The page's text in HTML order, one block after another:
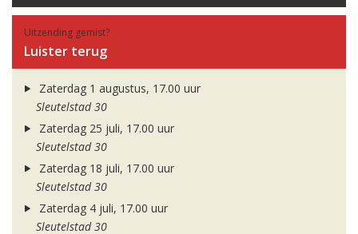
Uitzending gemist?
Luister terug
Zaterdag 1 augustus, 17.00 uur
Sleutelstad 30
Zaterdag 25 juli, 17.00 uur
Sleutelstad 30
Zaterdag 18 juli, 17.00 uur
Sleutelstad 30
Zaterdag 4 juli, 17.00 uur
Sleutelstad 30